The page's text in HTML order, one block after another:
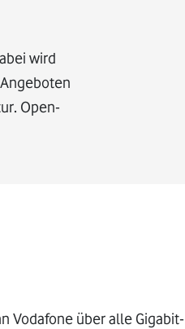
wird
Open-
Vodafone über alle Gigabit-